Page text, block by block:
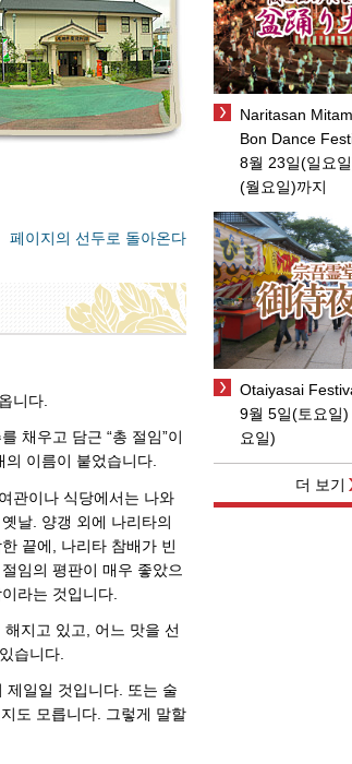
페이지의 선두로 돌아온다
니다.
채우고 담근 “총 절임”이
이름이 붙었습니다.
관이나 식당에서는 나와
날. 양갱 외에 나리타의
끝에, 나리타 참배가 빈
임의 평판이 매우 좋았으
라는 것입니다.
지고 있고, 어느 맛을 선
습니다.
제일일 것입니다. 또는 술
도 모릅니다. 그렇게 말할
Naritasan
Bon Dance
8월 23일(일요
(월요일)까지
Otaiyasai
9월 5일(토요일)
요일)
더 보기